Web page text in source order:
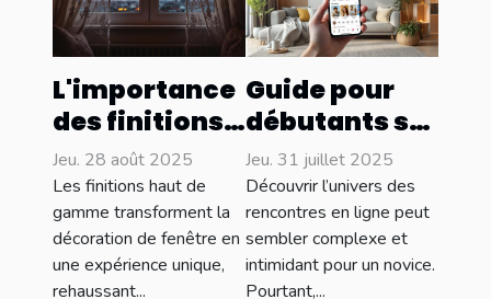
L'importance
des finitions
haut de
gamme pour
vos
décorations
de fenêtre
Jeu. 28 août 2025
Les finitions haut de
gamme transforment la
décoration de fenêtre en
une expérience unique,
rehaussant...
Guide pour
débutants sur
les
rencontres en
ligne : par où
commencer ?
Jeu. 31 juillet 2025
Découvrir l’univers des
rencontres en ligne peut
sembler complexe et
intimidant pour un novice.
Pourtant,...